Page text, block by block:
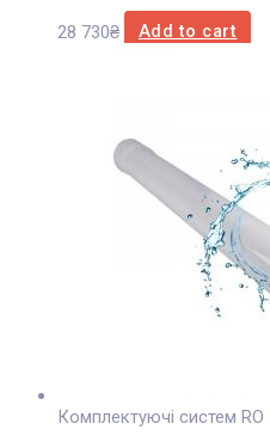
28 730₴ Add to cart
Комплектуючі систем RO